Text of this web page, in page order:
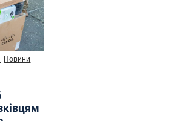
Новини